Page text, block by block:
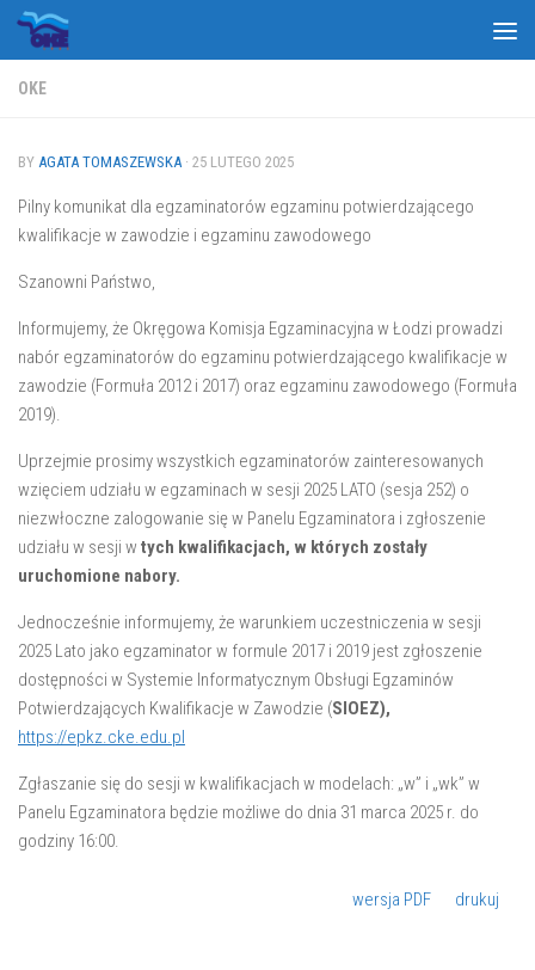
Skip to content
OKE
BY AGATA TOMASZEWSKA · 25 LUTEGO 2025
Pilny komunikat dla egzaminatorów egzaminu potwierdzającego
kwalifikacje w zawodzie i egzaminu zawodowego
Szanowni Państwo,
Informujemy, że Okręgowa Komisja Egzaminacyjna w Łodzi prowadzi
nabór egzaminatorów do egzaminu potwierdzającego kwalifikacje w
zawodzie (Formuła 2012 i 2017) oraz egzaminu zawodowego (Formuła
2019).
Uprzejmie prosimy wszystkich egzaminatorów zainteresowanych
wzięciem udziału w egzaminach w sesji 2025 LATO (sesja 252) o
niezwłoczne zalogowanie się w Panelu Egzaminatora i zgłoszenie
udziału w sesji w tych kwalifikacjach, w których zostały
uruchomione nabory.
Jednocześnie informujemy, że warunkiem uczestniczenia w sesji
2025 Lato jako egzaminator w formule 2017 i 2019 jest zgłoszenie
dostępności w Systemie Informatycznym Obsługi Egzaminów
Potwierdzających Kwalifikacje w Zawodzie (SIOEZ),
https://epkz.cke.edu.pl
Zgłaszanie się do sesji w kwalifikacjach w modelach: „w” i „wk” w
Panelu Egzaminatora będzie możliwe do dnia 31 marca 2025 r. do
godziny 16:00.
wersja PDF drukuj